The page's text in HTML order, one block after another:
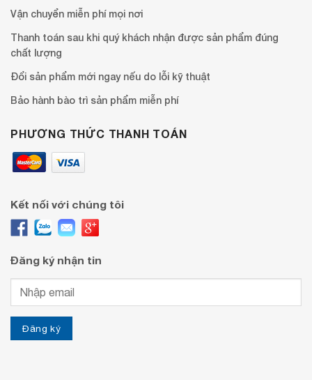
Vận chuyển miễn phí mọi nơi
Thanh toán sau khi quý khách nhận được sản phẩm đúng
chất lượng
Đổi sản phẩm mới ngay nếu do lỗi kỹ thuật
Bảo hành bào trì sản phẩm miễn phí
PHƯƠNG THỨC THANH TOÁN
Kết nối với chúng tôi
Đăng ký nhận tin